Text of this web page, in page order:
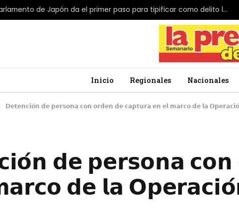
El Parlamento de Japón da el primer paso para tipificar como delito la profanación de la bandera nacional
Inicio Regionales Nacionales
𝗗𝗲𝘁𝗲𝗻𝗰𝗶𝗼́𝗻 𝗱𝗲 𝗽𝗲𝗿𝘀𝗼𝗻𝗮 𝗰𝗼𝗻 𝗼𝗿𝗱𝗲𝗻 𝗱𝗲 𝗰𝗮𝗽𝘁𝘂𝗿𝗮 𝗲𝗻 𝗲𝗹 𝗺𝗮𝗿𝗰𝗼 𝗱𝗲 𝗹𝗮
𝗱𝗲 𝗽𝗲𝗿𝘀𝗼𝗻𝗮
𝗱𝗲 𝗹𝗮